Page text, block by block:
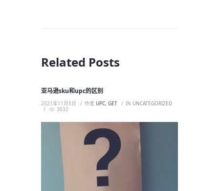
Related Posts
亚马逊sku和upc的区别
2021年11月5日 作者 UPC, GET IN UNCATEGORIZED
3032